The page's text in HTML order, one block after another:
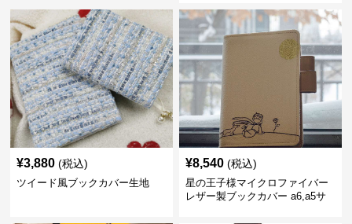
¥3,880 (税込)
ツイード風ブックカバー生地
¥8,540 (税込)
星の王子様マイクロファイバー
レザー製ブックカバー a6,a5サ